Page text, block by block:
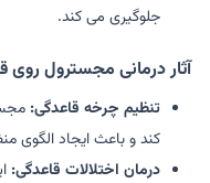
جلوگیری می کند.
آثار درمانی مجسترول روی
تنظیم چرخه قاعدگی:
کند و باعث ایجاد الگوی
درمان اختلالات قاعدگی: